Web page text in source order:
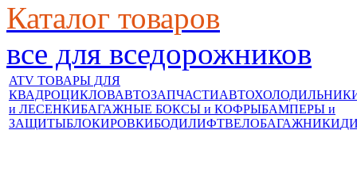
Каталог товаров
все для вседорожников
ATV ТОВАРЫ ДЛЯ
КВАДРОЦИКЛОВАВТОЗАПЧАСТИ
и ЛЕСЕНКИБАГАЖНЫЕ БОКСЫ и КОФРЫБАМПЕРЫ и
ЗАЩИТЫБЛОКИРОВКИБОДИЛИФТВЕЛОБАГАЖНИКИ